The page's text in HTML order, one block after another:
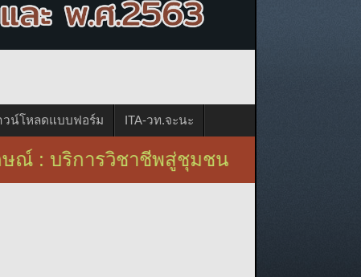
วน์โหลดแบบฟอร์ม ITA-วท.จะนะ
ารวิชาชีพสู่ชุมชน